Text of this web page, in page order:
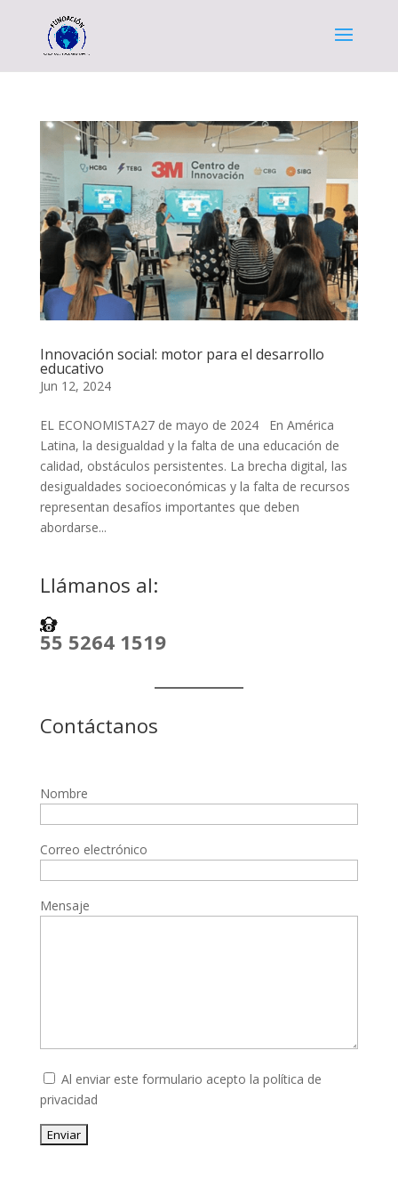
Innovación social: motor para el desarrollo
educativo
Jun 12, 2024
EL ECONOMISTA27 de mayo de 2024 En América
Latina, la desigualdad y la falta de una educación de
calidad, obstáculos persistentes. La brecha digital, las
desigualdades socioeconómicas y la falta de recursos
representan desafíos importantes que deben
abordarse...
Llámanos al:
55 5264 1519
Contáctanos
Nombre
Correo electrónico
Mensaje
Al enviar este formulario acepto la política de
privacidad
Enviar